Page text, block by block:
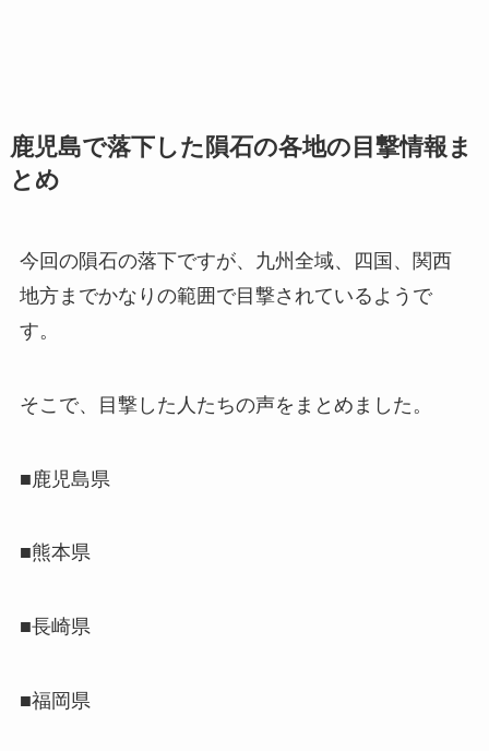
鹿児島で落下した隕石の各地の目撃情報ま
とめ
今回の隕石の落下ですが、九州全域、四国、関西
地方までかなりの範囲で目撃されているようで
す。
そこで、目撃した人たちの声をまとめました。
■鹿児島県
■熊本県
■長崎県
■福岡県